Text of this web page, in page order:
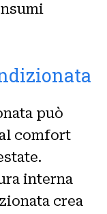
può
comfort
interna
crea